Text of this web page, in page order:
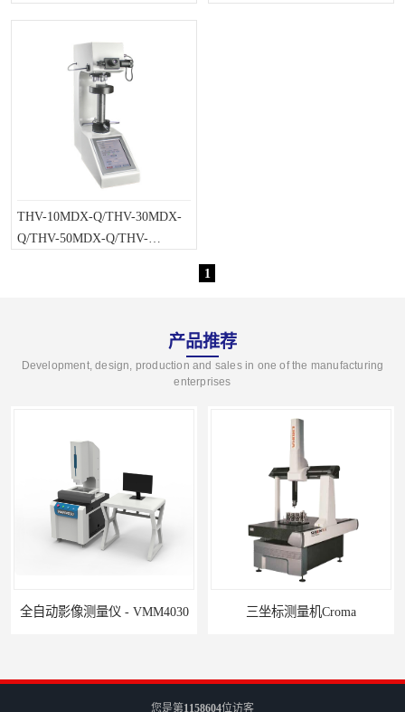
THV-10MDX-Q/THV-30MDX-
Q/THV-50MDX-Q/THV-
1
产品推荐
Development, design, production and sales in one of the manufacturing
enterprises
全自动影像测量仪 - VMM4030 三坐标测量机Croma
您是第1158604位访客